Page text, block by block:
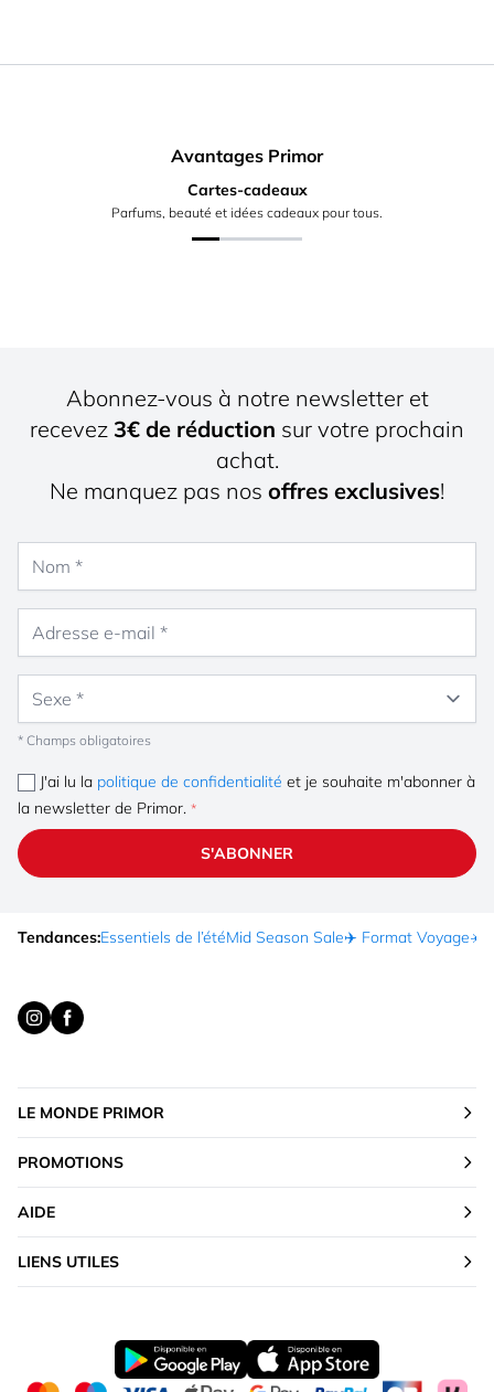
Avantages Primor
Cartes-cadeaux
Parfums, beauté et idées cadeaux pour tous.
Abonnez-vous à notre newsletter et
recevez 3€ de réduction sur votre prochain
achat.
Ne manquez pas nos offres exclusives!
* Champs obligatoires
J'ai lu la politique de confidentialité et je souhaite m'abonner à
la newsletter de Primor.
S'ABONNER
Tendances:Essentiels de l’étéMid Season Sale✈️ Format Voyage☀️
LE MONDE PRIMOR
PROMOTIONS
AIDE
LIENS UTILES